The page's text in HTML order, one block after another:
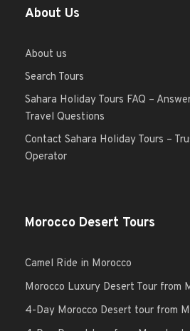
About Us
About us
Search Tours
Sahara Holiday Tours FAQ –
Travel Questions
Contact Sahara Holiday Tours –
Operator
Morocco Desert Tours
Camel Ride in Morocco
Morocco Luxury Desert Tour from
4-Day Morocco Desert tour from